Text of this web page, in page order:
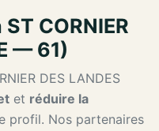
CORNIER
— 61)
DES LANDES
et réduire la
profil. Nos partenaires